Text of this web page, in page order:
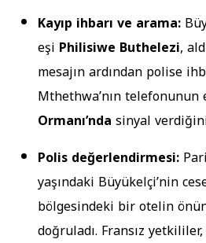
Kayıp ihbarı ve arama:
eşi Philisiwe Buthelezi,
mesajın ardından polise
Mthethwa’nın telefonunun
Ormanı’ndasinyal
Polis değerlendirmesi:
yaşındaki Büyükelçi’nin
bölgesindeki bir otelin
doğruladı. Fransız